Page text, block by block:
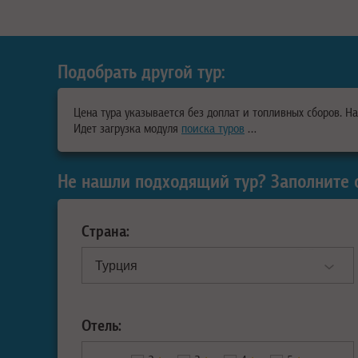
Подобрать другой тур:
Цена тура указывается без доплат и топливных сборов.
Идет загрузка модуля поиска туров …
Не нашли подходящий тур?
Страна:
Отель: